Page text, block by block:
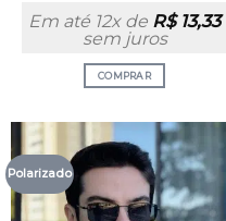
Em até 12x de R$13,33
sem juros
COMPRAR
Polarizado